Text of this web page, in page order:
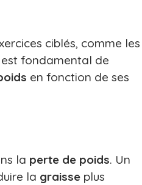
ciblés, comme les
fondamental de
en fonction de ses
la perte de poids. Un
la graisse plus